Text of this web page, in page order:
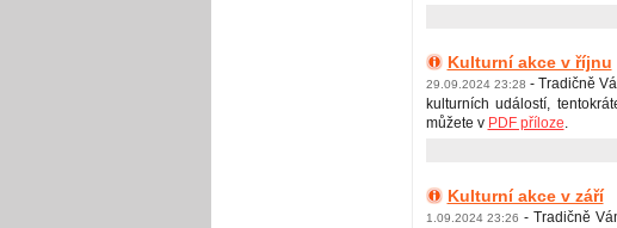
Kulturní akce v říjnu
29.09.2024 23:28 - Tradičně
kulturních událostí,
můžete v PDF příloze.
Kulturní akce v září
1.09.2024 23:26 - Tradičně